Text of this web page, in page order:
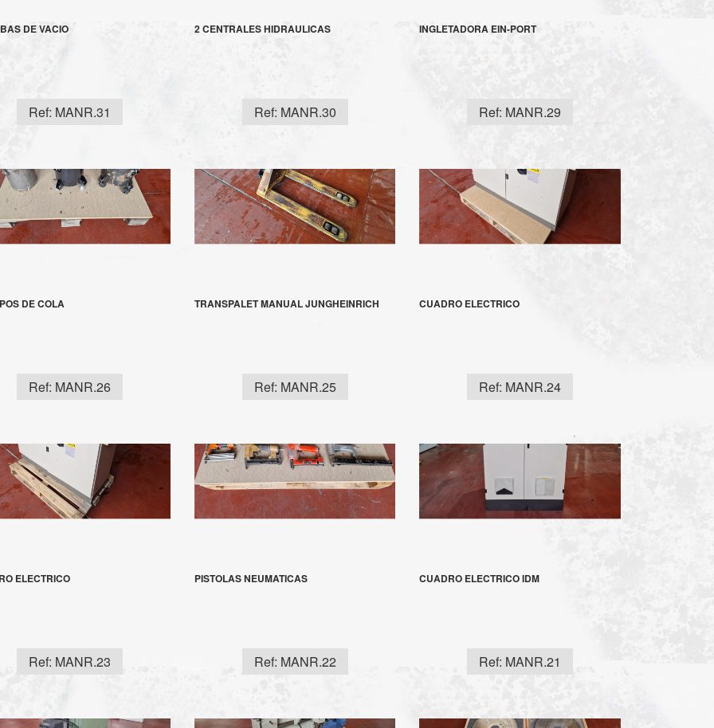
DE VACIO
Ref: MANR.31
2 CENTRALES HIDRAULICAS
Ref: MANR.30
INGLETADORA EIN-PORT
Ref: MANR.29
DE COLA
Ref: MANR.26
TRANSPALET MANUAL JUNGHEINRICH
Ref: MANR.25
CUADRO ELECTRICO
Ref: MANR.24
ELECTRICO
Ref: MANR.23
PISTOLAS NEUMATICAS
Ref: MANR.22
CUADRO ELECTRICO IDM
Ref: MANR.21